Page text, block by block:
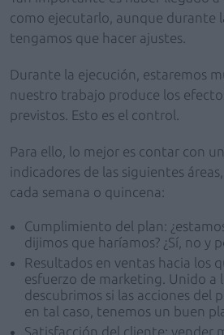
como ejecutarlo, aunque durante
tengamos que hacer ajustes.
Durante la ejecución, estaremos
nuestro trabajo produce los
previstos. Esto es el control.
Para ello, lo mejor es contar con
indicadores de las siguientes
cada semana o quincena:
Cumplimiento del plan:
dijimos que haríamos? ¿Sí, no y
Resultados en ventas hacia los
esfuerzo de marketing. Unido a
descubrimos si las acciones del
en tal caso, tenemos un buen
Satisfacción del cliente: vender